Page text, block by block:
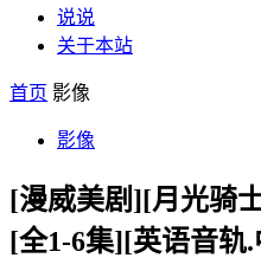
说说
关于本站
首页 影像
影像
[漫威美剧][月光骑
[全1-6集][英语音轨